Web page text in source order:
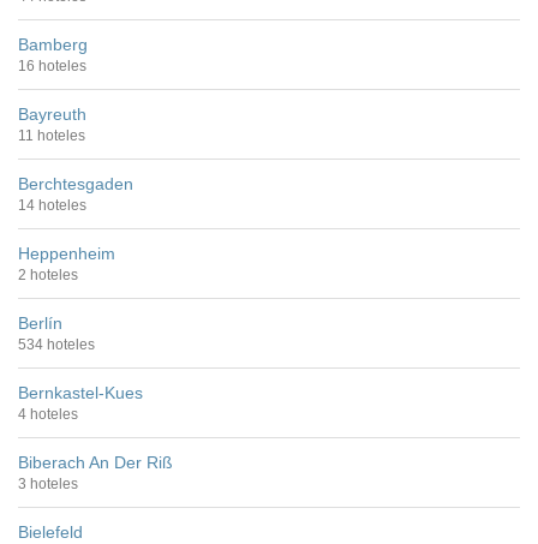
Bamberg
16 hoteles
Bayreuth
11 hoteles
Berchtesgaden
14 hoteles
Heppenheim
2 hoteles
Berlín
534 hoteles
Bernkastel-Kues
4 hoteles
Biberach An Der Riß
3 hoteles
Bielefeld